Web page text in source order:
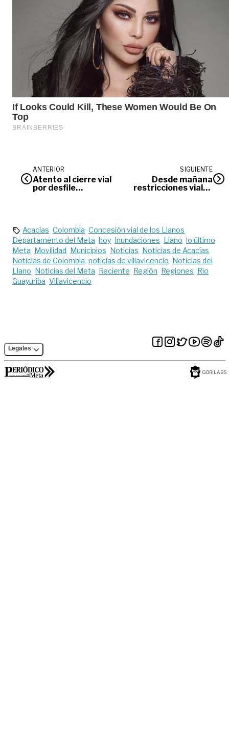
ANTERIOR
Atento al cierre vial
por desfile
SIGUIENTE
Desde mañana
restricciones viales
Acacías Colombia Concesión vial de los Llanos
Departamento del Meta hoy Inundaciones Llano lo último
Meta Movilidad Municipios Noticias Noticias de Acacías
Noticias de Colombia noticias de villavicencio Noticias del
Llano Noticias del Meta Reciente Región Regiones Río
Guayuriba Villavicencio
Legales
GORILABS